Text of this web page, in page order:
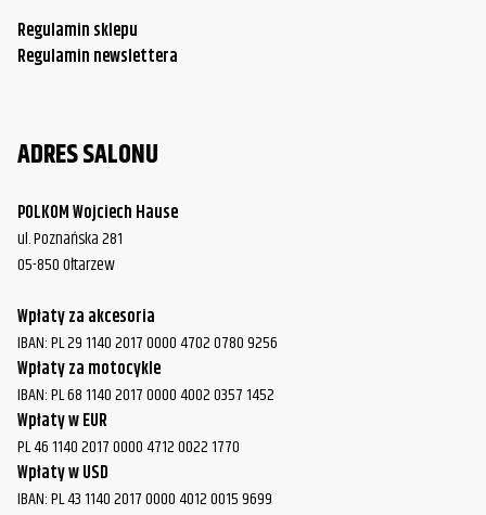
Regulamin sklepu
Regulamin newslettera
ADRES SALONU
POLKOM Wojciech Hause
ul. Poznańska 281
05-850 Ołtarzew
Wpłaty za akcesoria
IBAN: PL 29 1140 2017 0000 4702 0780 9256
Wpłaty za motocykle
IBAN: PL 68 1140 2017 0000 4002 0357 1452
Wpłaty w EUR
PL 46 1140 2017 0000 4712 0022 1770
Wpłaty w USD
IBAN: PL 43 1140 2017 0000 4012 0015 9699